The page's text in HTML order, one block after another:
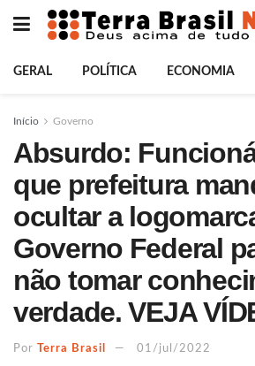
GERAL POLÍTICA ECONOMIA
Início Governo
Absurdo:
que prefeitura
ocultar a
Governo Federal
não tomar
verdade. VEJA
Por Terra Brasil 01/jul/2022